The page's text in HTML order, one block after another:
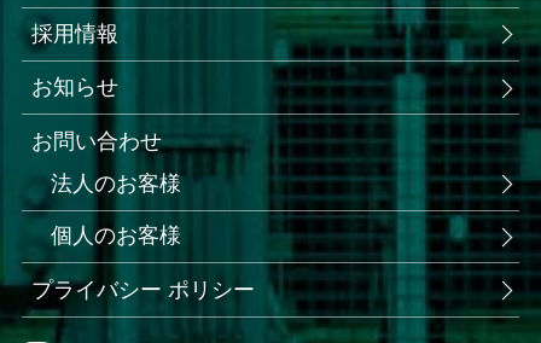
採用情報
お知らせ
お問い合わせ
法人のお客様
個人のお客様
プライバシー ポリシー